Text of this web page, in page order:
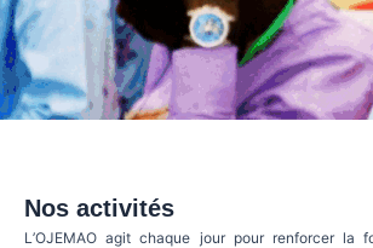
Nos activités
L’OJEMAO agit chaque jour pour renforcer la